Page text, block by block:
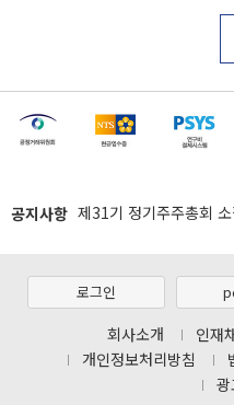
공지사항
[마일리지 적립 및 사용
제31기 정기주주총회
[2026년 8월 신용카드
제31기 정기주주총회
[마일리지 적립 및 사용
로그인
회사소개 인재
개인정보처리방침
광